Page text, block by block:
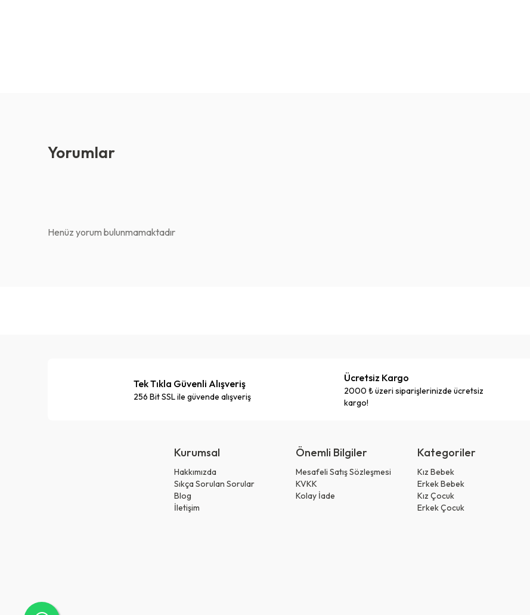
Yorumlar
Henüz yorum bulunmamaktadır
Tek Tıkla Güvenli Alışveriş
256 Bit SSL ile güvende alışveriş
Ücretsiz Kargo
2000 ₺ üzeri siparişlerinizde ücretsiz
kargo!
Kurumsal
Hakkımızda
Sıkça Sorulan Sorular
Blog
İletişim
Önemli Bilgiler
Mesafeli Satış Sözleşmesi
KVKK
Kolay İade
Kategoriler
Kız Bebek
Erkek Bebek
Kız Çocuk
Erkek Çocuk